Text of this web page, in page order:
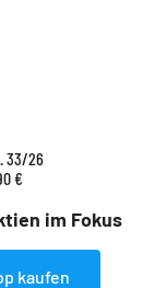
im Fokus
33/26
€
kaufen